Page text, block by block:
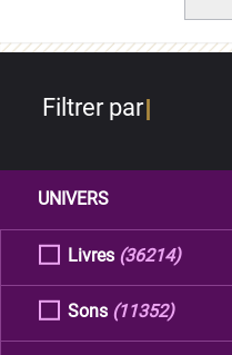
Filtrer par
UNIVERS
Livres (36214)
Sons (11352)